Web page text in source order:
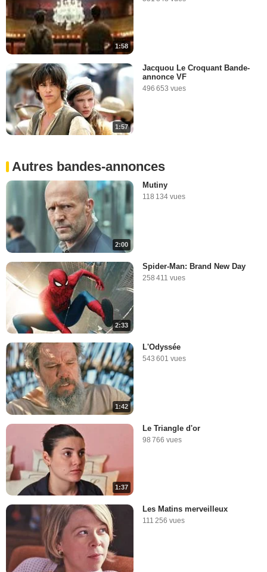
1:58
1:57
Jacquou Le Croquant Bande-
annonce VF
496 653 vues
Autres bandes-annonces
2:00
Mutiny
118 134 vues
2:33
Spider-Man: Brand New Day
258 411 vues
1:42
L'Odyssée
543 601 vues
1:37
Le Triangle d'or
98 766 vues
Les Matins merveilleux
111 256 vues